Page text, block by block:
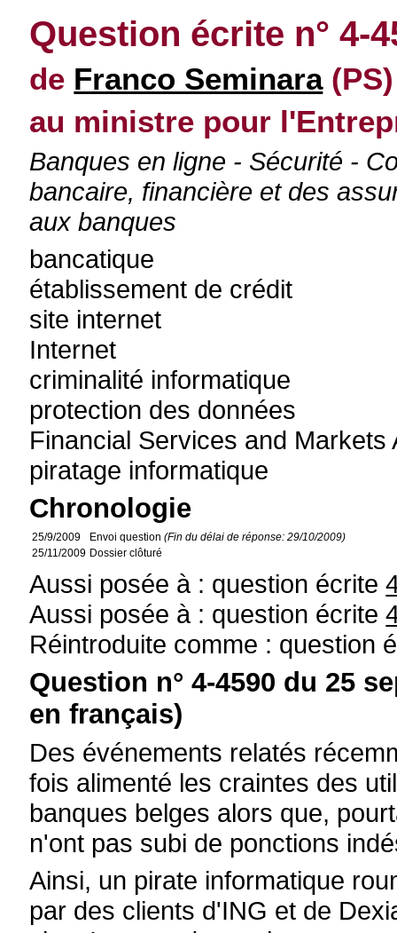
Question écrite n° 4-
de Franco Seminara(PS)
au ministre pour
Banques en ligne - Sécurité -
bancaire, financière et des
aux banques
bancatique
établissement de crédit
site internet
Internet
criminalité informatique
protection des données
Financial Services and Markets
piratage informatique
Chronologie
25/9/2009 Envoi question(Fin du délai de réponse: 29/10/2009)
25/11/2009 Dossier clôturé
Aussi posée à : question écrite
Aussi posée à : question écrite
Réintroduite comme : question
Question n° 4-4590 du 25
en français)
Des événements relatés
fois alimenté les craintes des
banques belges alors que,
n'ont pas subi de ponctions
Ainsi, un pirate informatique
par des clients d'ING et de